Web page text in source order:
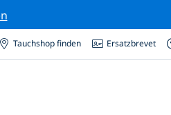
Tauchshop finden Ersatzbrevet